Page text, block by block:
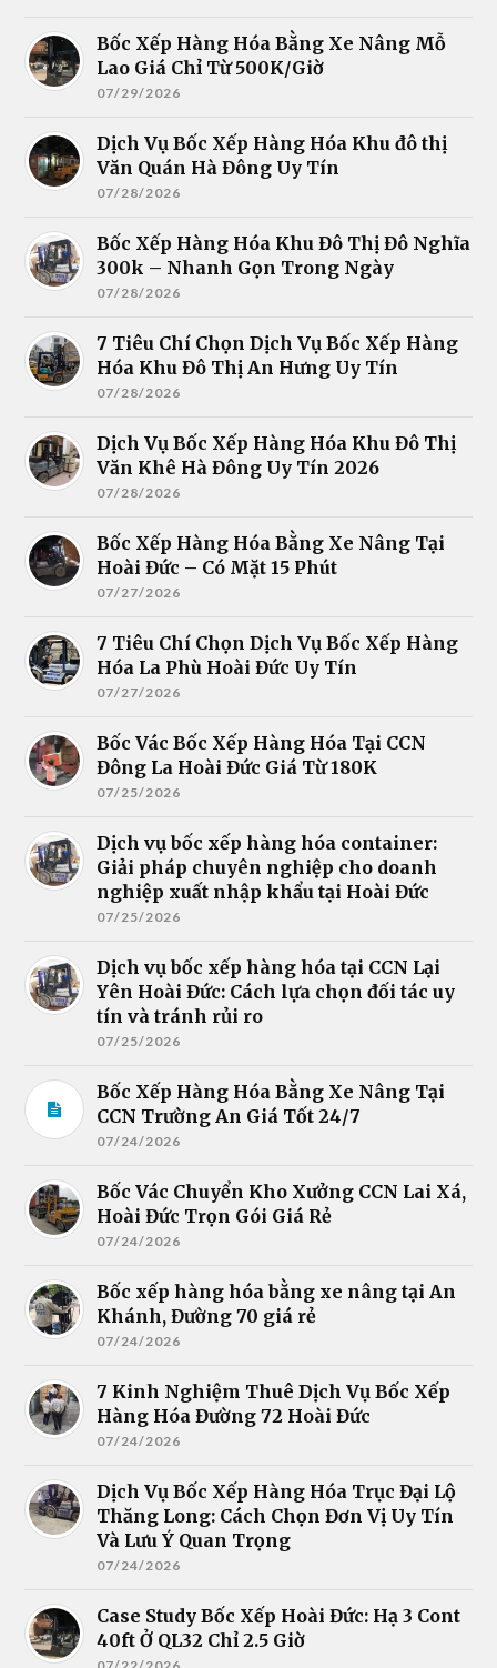
Bốc Xếp Hàng Hóa Bằng Xe Nâng Mỗ
Lao Giá Chỉ Từ 500K/Giờ
07/29/2026
Dịch Vụ Bốc Xếp Hàng Hóa Khu đô thị
Văn Quán Hà Đông Uy Tín
07/28/2026
Bốc Xếp Hàng Hóa Khu Đô Thị Đô Nghĩa
300k – Nhanh Gọn Trong Ngày
07/28/2026
7 Tiêu Chí Chọn Dịch Vụ Bốc Xếp Hàng
Hóa Khu Đô Thị An Hưng Uy Tín
07/28/2026
Dịch Vụ Bốc Xếp Hàng Hóa Khu Đô Thị
Văn Khê Hà Đông Uy Tín 2026
07/28/2026
Bốc Xếp Hàng Hóa Bằng Xe Nâng Tại
Hoài Đức – Có Mặt 15 Phút
07/27/2026
7 Tiêu Chí Chọn Dịch Vụ Bốc Xếp Hàng
Hóa La Phù Hoài Đức Uy Tín
07/27/2026
Bốc Vác Bốc Xếp Hàng Hóa Tại CCN
Đông La Hoài Đức Giá Từ 180K
07/25/2026
Dịch vụ bốc xếp hàng hóa container:
Giải pháp chuyên nghiệp cho doanh
nghiệp xuất nhập khẩu tại Hoài Đức
07/25/2026
Dịch vụ bốc xếp hàng hóa tại CCN Lại
Yên Hoài Đức: Cách lựa chọn đối tác uy
tín và tránh rủi ro
07/25/2026
Bốc Xếp Hàng Hóa Bằng Xe Nâng Tại
CCN Trường An Giá Tốt 24/7
07/24/2026
Bốc Vác Chuyển Kho Xưởng CCN Lai Xá,
Hoài Đức Trọn Gói Giá Rẻ
07/24/2026
Bốc xếp hàng hóa bằng xe nâng tại An
Khánh, Đường 70 giá rẻ
07/24/2026
7 Kinh Nghiệm Thuê Dịch Vụ Bốc Xếp
Hàng Hóa Đường 72 Hoài Đức
07/24/2026
Dịch Vụ Bốc Xếp Hàng Hóa Trục Đại Lộ
Thăng Long: Cách Chọn Đơn Vị Uy Tín
Và Lưu Ý Quan Trọng
07/24/2026
Case Study Bốc Xếp Hoài Đức: Hạ 3 Cont
40ft Ở QL32 Chỉ 2.5 Giờ